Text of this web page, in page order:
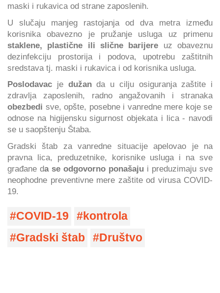
maski i rukavica od strane zaposlenih.
U slučaju manjeg rastojanja od dva metra između
korisnika obavezno je pružanje usluga uz primenu
staklene, plastične ili slične barijere uz obaveznu
dezinfekciju prostorija i podova, upotrebu zaštitnih
sredstava tj. maski i rukavica i od korisnika usluga.
Poslodavac je dužanda u cilju osiguranja zaštite i
zdravlja zaposlenih, radno angažovanih i stranaka
obezbedi sve, opšte, posebne i vanredne mere koje se
odnose na higijensku sigurnost objekata i lica - navodi
se u saopštenju Štaba.
Gradski štab za vanredne situacije apelovao je na
pravna lica, preduzetnike, korisnike usluga i na sve
građane da se odgovorno ponašaju i preduzimaju sve
neophodne preventivne mere zaštite od virusa COVID-
19.
COVID-19
kontrola
Gradski štab
Društvo